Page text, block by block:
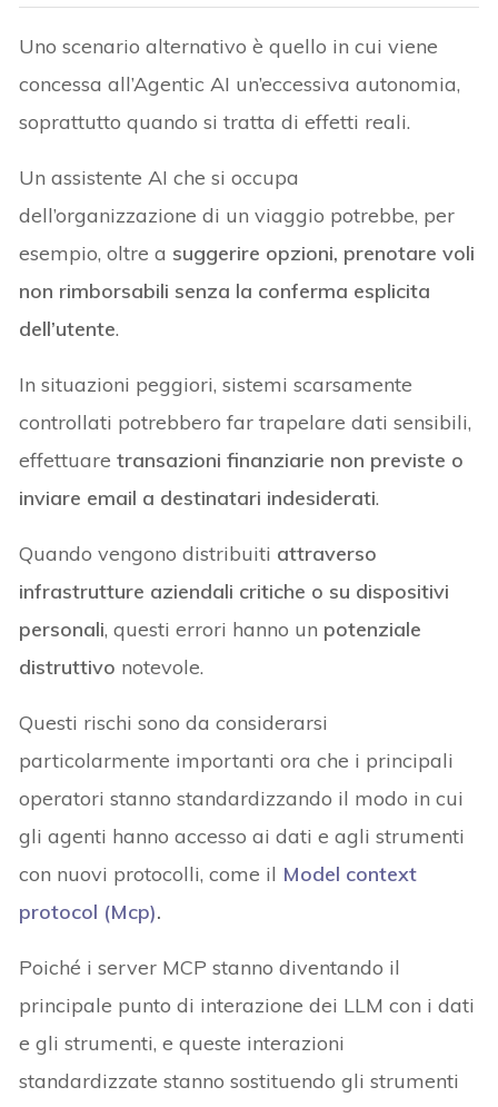
Uno scenario alternativo è quello in cui viene
concessa all’Agentic AI un’eccessiva autonomia,
soprattutto quando si tratta di effetti reali.
Un assistente AI che si occupa
dell’organizzazione di un viaggio potrebbe, per
esempio, oltre a suggerire opzioni, prenotare voli
non rimborsabili senza la conferma esplicita
dell’utente.
In situazioni peggiori, sistemi scarsamente
controllati potrebbero far trapelare dati sensibili,
effettuaretransazioni finanziarie non previste o
inviare email a destinatari indesiderati.
Quando vengono distribuiti attraverso
infrastrutture aziendali critiche o su dispositivi
personali, questi errori hanno un potenziale
distruttivo notevole.
Questi rischi sono da considerarsi
particolarmente importanti ora che i principali
operatori stanno standardizzando il modo in cui
gli agenti hanno accesso ai dati e agli strumenti
con nuovi protocolli, come il Model context
protocol (Mcp).
Poiché i server MCP stanno diventando il
principale punto di interazione dei LLM con i dati
e gli strumenti, e queste interazioni
standardizzate stanno sostituendo gli strumenti